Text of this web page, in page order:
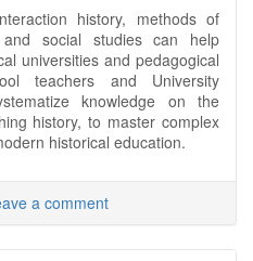
history, methods of
social studies can help
universities and pedagogical
teachers and University
knowledge on the
history, to master complex
historical education.
a comment